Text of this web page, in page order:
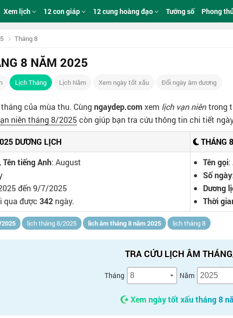
Xem lịch 12 con giáp 12 cung hoàng đạo Tướng số Phong
Tháng 8
8 NĂM 2025
Lịch Tháng Lịch Năm Xem ngày tốt xấu Đổi ngày âm dương
tháng của mùa thu. Cùngngaydep.com xem lịch vạn niêntrong
niên tháng 8/2025còn giúp bạn tra cứu thông tin chi tiết
DƯƠNG LỊCH
THÁNG
Tên tiếng Anh: August
đến 9/7/2025
qua được 342 ngày.
Tên gọi:
Số ngày:
Dương
Thời
lịch tháng 8/2025 lịch âm tháng 8 năm 2025 lịch tháng 8
TRA CỨU LỊCH ÂM
Tháng Năm
Xem ngày tốt xấu tháng 8